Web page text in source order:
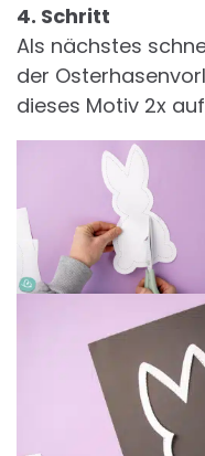
4. Schritt
Als nächstes
der
dieses Motiv 2x